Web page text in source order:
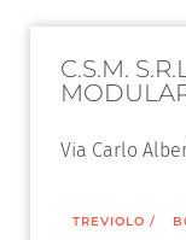
C.S.M.
Via Carlo
TREVIOLO /